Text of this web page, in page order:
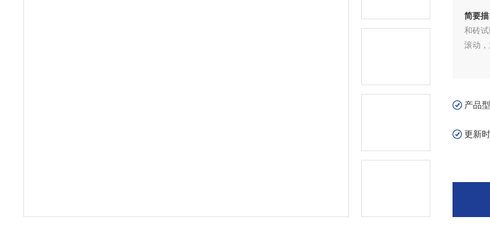
简要
和砖
滚动，
产品
更新